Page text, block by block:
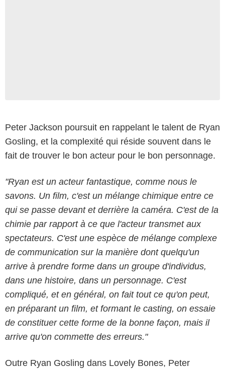
Peter Jackson poursuit en rappelant le talent de Ryan
Gosling, et la complexité qui réside souvent dans le
fait de trouver le bon acteur pour le bon personnage.
"Ryan est un acteur fantastique, comme nous le
savons. Un film, c'est un mélange chimique entre ce
qui se passe devant et derrière la caméra. C'est de la
chimie par rapport à ce que l'acteur transmet aux
spectateurs. C'est une espèce de mélange complexe
de communication sur la manière dont quelqu'un
arrive à prendre forme dans un groupe d'individus,
dans une histoire, dans un personnage. C'est
compliqué, et en général, on fait tout ce qu'on peut,
en préparant un film, et formant le casting, on essaie
de constituer cette forme de la bonne façon, mais il
arrive qu'on commette des erreurs."
Outre Ryan Gosling dans Lovely Bones, Peter